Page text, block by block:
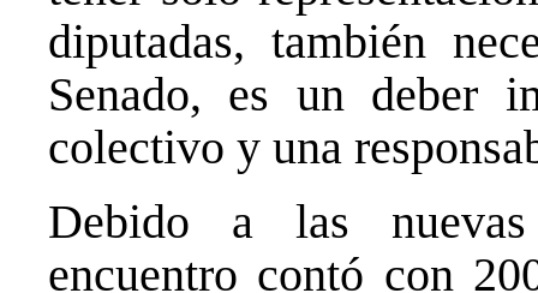
diputadas, también
Senado, es un deber
colectivo y una
Debido a las nuevas
encuentro contó con